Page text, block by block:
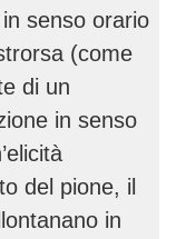
senso orario
(come
di un
in senso
del pione, il
in